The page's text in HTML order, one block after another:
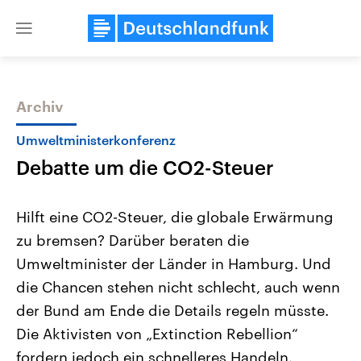
Close
Themen
Landtagswahl Sachsen-Anhalt
2026
Alle Informationen
Sachsen-Anhalt wählt am 6.
September 2026 einen neuen
Landtag. Seit 2021 wird das
Bundesland von einer Koalition aus
USA
Aktuelle Beiträge,
Hintergründe
Wirtschaftlich und
gehören die Vereinigten
mit großem Einfluss auf
Archiv
Umweltministerkonferenz
Debatte um die CO2-Steuer
Hilft eine CO2-Steuer, die globale Erwärmung
zu bremsen? Darüber beraten die
Umweltminister der Länder in Hamburg. Und
die Chancen stehen nicht schlecht, auch wenn
der Bund am Ende die Details regeln müsste.
Die Aktivisten von „Extinction Rebellion“
fordern jedoch ein schnelleres Handeln.